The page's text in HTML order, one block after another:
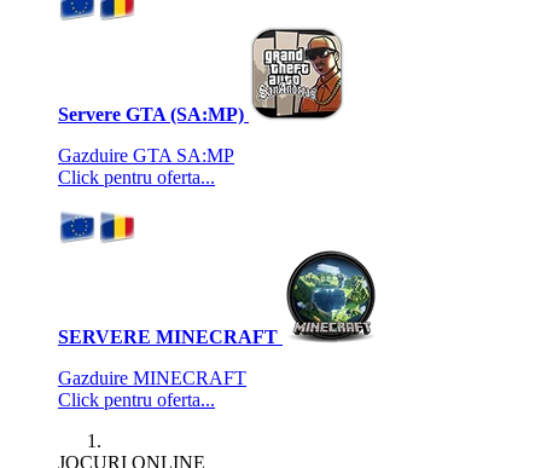
Servere GTA (SA:MP)
Gazduire GTA SA:MP
Click pentru oferta...
SERVERE MINECRAFT
Gazduire MINECRAFT
Click pentru oferta...
JOCURI ONLINE